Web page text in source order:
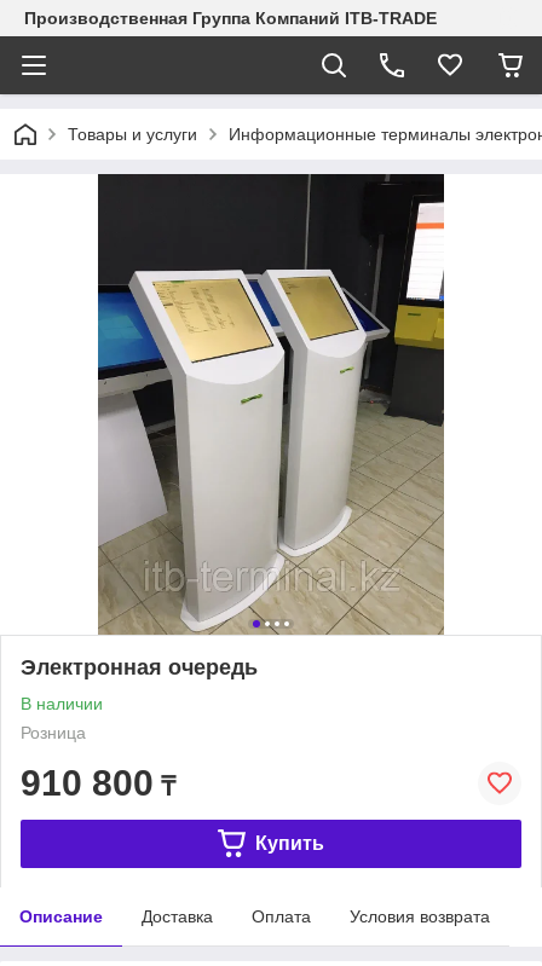
Производственная Группа Компаний ITB-TRADE
Товары и услуги Информационные терминалы
Электронная очередь
В наличии
Розница
910 800 ₸
Купить
Описание Доставка Оплата Условия возврата